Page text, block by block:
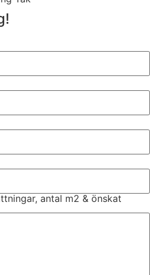
antal m2 & önskat